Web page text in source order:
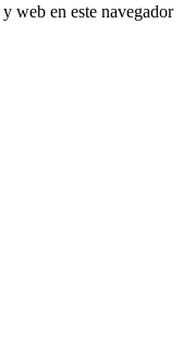
web en este navegador